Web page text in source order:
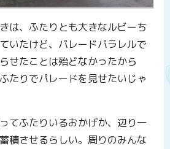
は、ふたりとも大きなルビーち
いたけど、パレードパラレルで
せたことは殆どなかったから
たりでパレードを見せたいじゃ
てふたりいるおかげか、辺り一
積させるらしい。周りのみんな